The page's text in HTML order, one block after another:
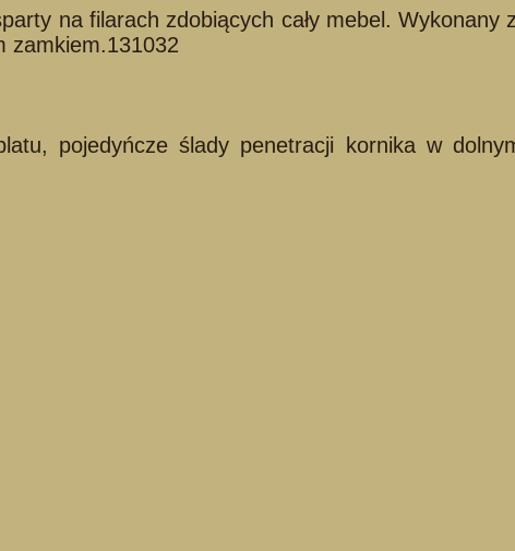
na filarach zdobiących cały mebel.
zamkiem.131032
pojedyńcze ślady penetracji kornika w